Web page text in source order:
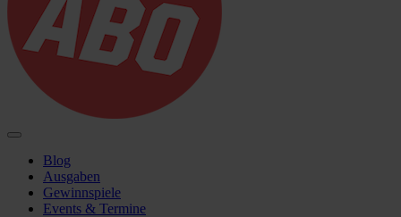
Blog
Ausgaben
Gewinnspiele
Events & Termine